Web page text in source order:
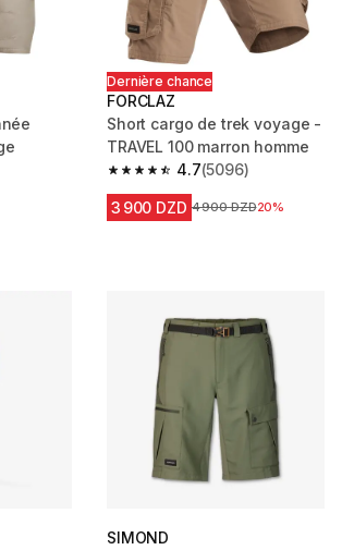
2263 reviews
Dernière chance
FORCLAZ
Short cargo de trek voyage -
TRAVEL 100 marron homme
4.7
4.7 out of 5 stars from 5096
(5096)
3 900 DZD Prix avant la réduction
4 900 DZD20%
SIMOND